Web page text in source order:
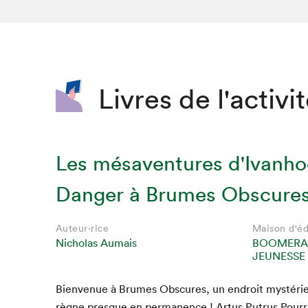
Livres de
Les mésaventures
Danger à Brumes
Auteur·rice
Nicholas Aumais
Maison
JEUNESSE
Bien­v­enue à Brumes Obscures, un endroit